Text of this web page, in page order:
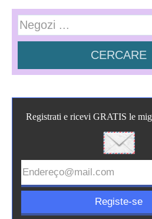
Registrati e ricevi GRATIS le